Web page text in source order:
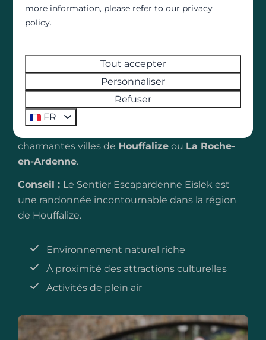
Découvrez les environs
pourdes vacances actives et reposantes. Notre
parc familial est situé au cœur de la nature,
entouré de forêts et de la rivière Ourthe
Depuis le parc, de nombreuses randonnées,
balades à vélo et activités extérieures sont
charmantes villes de Houffalize ou La Roche-
en-Ardenne.
Conseil : Le Sentier Escapardenne Eislek est
une randonnée incontournable dans la région
de Houffalize.
Environnement naturel riche
À proximité des attractions culturelles
Activités de plein air
more information, please refer to our privacy
policy.
Tout accepter
Personnaliser
Refuser
FR